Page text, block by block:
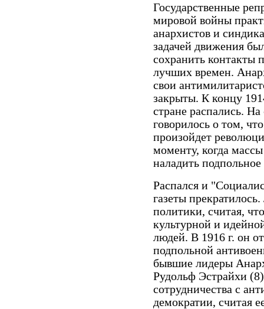
Государственные
мировой войны
анархистов и
задачей движения
сохранить контакты
лучших времен.
свои
закрыты. К концу
стране распались.
говорилось о том,
произойдет
моменту, когда
наладить
Распался и
газеты
политики, считая,
культурной и
людей. В 1916 г. он
подпольной
бывшие лидеры
Рудольф Эстрайхи
сотрудничества с
демократии, считая